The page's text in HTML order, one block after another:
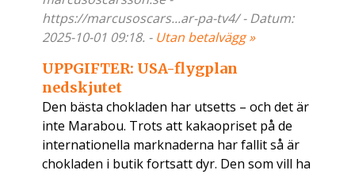
https://marcusoscars...ar-pa-tv4/ - Datum:
2025-10-01 09:18. - Utan betalvägg »
UPPGIFTER: USA-flygplan
nedskjutet
Den bästa chokladen har utsetts – och det är
inte Marabou. Trots att kakaopriset på de
internationella marknaderna har fallit så är
chokladen i butik fortsatt dyr. Den som vill ha